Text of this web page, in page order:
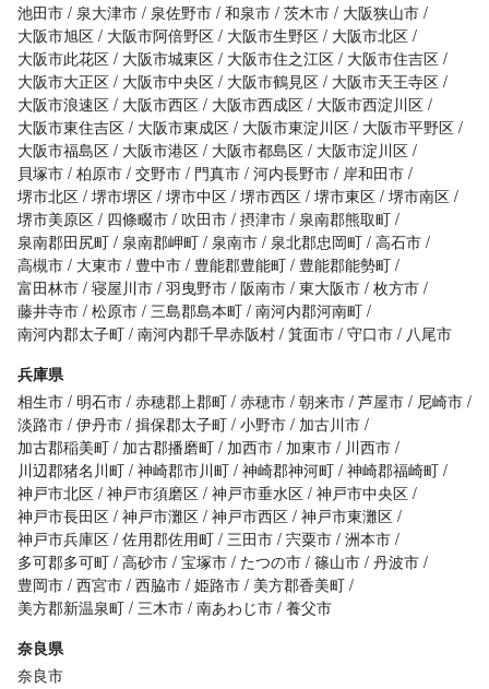
池田市
泉大津市 泉佐野市 和泉市 茨木市
大阪狭山市
大阪市旭区
大阪市阿倍野区 大阪市生野区
大阪市北区
大阪市此花区
大阪市城東区 大阪市住之江区
大阪市住吉区
大阪市大正区
大阪市中央区 大阪市鶴見区
大阪市天王寺区
大阪市浪速区
大阪市西区 大阪市西成区
大阪市西淀川区
大阪市東住吉区
大阪市東成区 大阪市東淀川区
大阪市平野区
大阪市福島区
大阪市港区 大阪市都島区
大阪市淀川区
貝塚市 柏原市 交野市 門真市 河内長野市
岸和田市
堺市北区 堺市堺区 堺市中区 堺市西区 堺市東区 堺市南区
堺市美原区
四條畷市 吹田市 摂津市
泉南郡熊取町
泉南郡田尻町
泉南郡岬町 泉南市 泉北郡忠岡町 高石市
高槻市
大東市 豊中市 豊能郡豊能町
豊能郡能勢町
富田林市 寝屋川市 羽曳野市 阪南市 東大阪市 枚方市
藤井寺市 松原市 三島郡島本町 南河内郡河南町
南河内郡太子町 南河内郡千早赤阪村 箕面市 守口市
八尾市
兵庫県
相生市
明石市 赤穂郡上郡町 赤穂市 朝来市 芦屋市
尼崎市
淡路市 伊丹市 揖保郡太子町 小野市
加古川市
加古郡稲美町
加古郡播磨町 加西市 加東市
川西市
川辺郡猪名川町 神崎郡市川町 神崎郡神河町 神崎郡福崎町
神戸市北区 神戸市須磨区 神戸市垂水区 神戸市中央区
神戸市長田区 神戸市灘区 神戸市西区 神戸市東灘区
神戸市兵庫区 佐用郡佐用町 三田市 宍粟市 洲本市
多可郡多可町 高砂市 宝塚市 たつの市 篠山市 丹波市
豊岡市 西宮市 西脇市 姫路市
美方郡香美町
美方郡新温泉町 三木市 南あわじ市 養父市
奈良県
奈良市